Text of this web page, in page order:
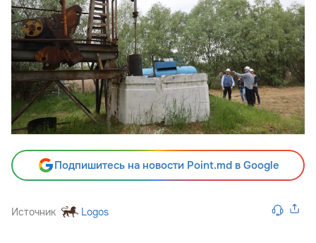
Подпишитесь на новости Point.md в Google
Источник Logos